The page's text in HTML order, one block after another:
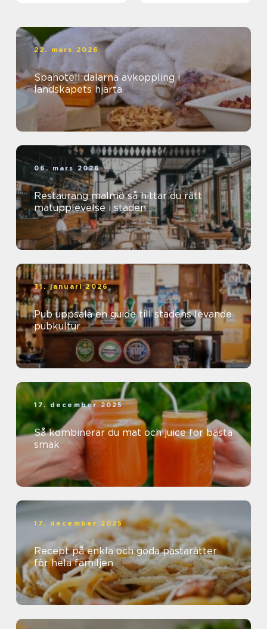
22. mars 2026
Spahotell dalarna avkoppling i
landskapets hjärta
06. mars 2026
Restaurang malmö så hittar du rätt
matupplevelse i staden
31. januari 2026
Pub uppsala en guide till stadens levande
pubkultur
17. december 2025
Så kombinerar du mat och juice för bästa
smak
17. december 2025
Recept på enkla och goda pastarätter
för hela familjen